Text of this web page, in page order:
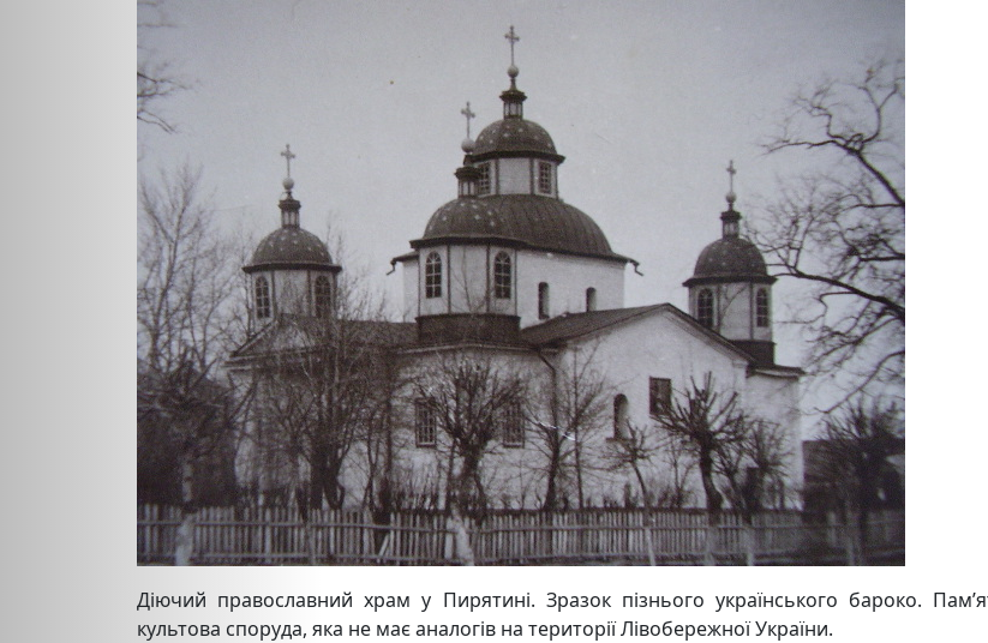
Діючий православний храм у Пирятині. Зразок пізнього українського бароко.
культова споруда, яка не має аналогів на території Лівобережної України.